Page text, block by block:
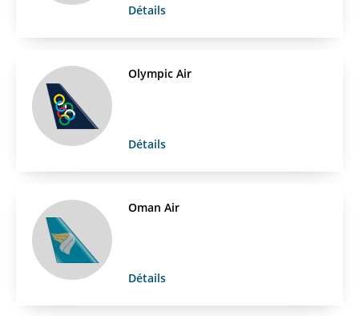
Détails
Olympic Air
Détails
Oman Air
Détails